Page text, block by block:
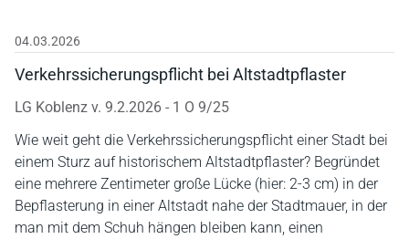
04.03.2026
Verkehrssicherungspflicht bei Altstadtpflaster
LG Koblenz v. 9.2.2026 - 1 O 9/25
Wie weit geht die Verkehrssicherungspflicht einer Stadt bei
einem Sturz auf historischem Altstadtpflaster? Begründet
eine mehrere Zentimeter große Lücke (hier: 2-3 cm) in der
Bepflasterung in einer Altstadt nahe der Stadtmauer, in der
man mit dem Schuh hängen bleiben kann, einen